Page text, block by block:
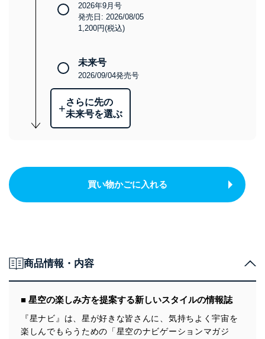
2026年9月号
発売日: 2026/08/05
1,200円(税込)
未来号
2026/09/04発売号
+さらに先の
未来号を選ぶ
買い物かごに入れる
商品情報・内容
■ 星空の楽しみ方を提案する新しいスタイルの情報誌
『星ナビ』は、星が好きな皆さんに、気持ちよく宇宙を
楽しんでもらうための「星空のナビゲーションマガジ